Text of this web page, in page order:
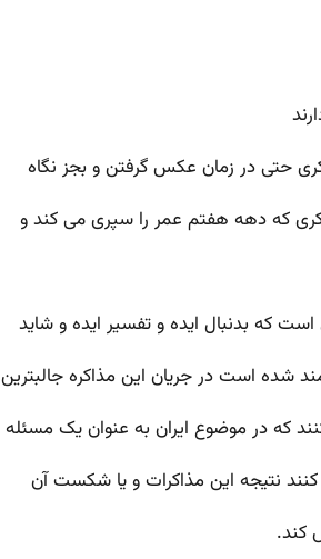
کری حتی در زمان عکس گرفتن و بجز نگاه
کری که دهه هفتم عمر را سپری می کند و
که بدنبال ایده و تفسیر ایده و شاید
شده است در جریان این مذاکره جالبترین
که در موضوع ایران به عنوان یک مسئله
کند.